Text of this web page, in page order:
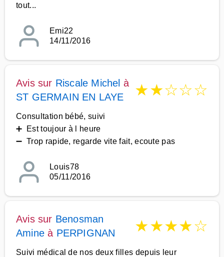
tout...
Emi22
14/11/2016
Avis sur Riscale Michel à
ST GERMAIN EN LAYE
★★☆☆☆
Consultation bébé, suivi
➕ Est toujour à l heure
➖ Trop rapide, regarde vite fait, ecoute pas
Louis78
05/11/2016
Avis sur Benosman
Amine à PERPIGNAN ★★★★☆
Suivi médical de nos deux filles depuis leur